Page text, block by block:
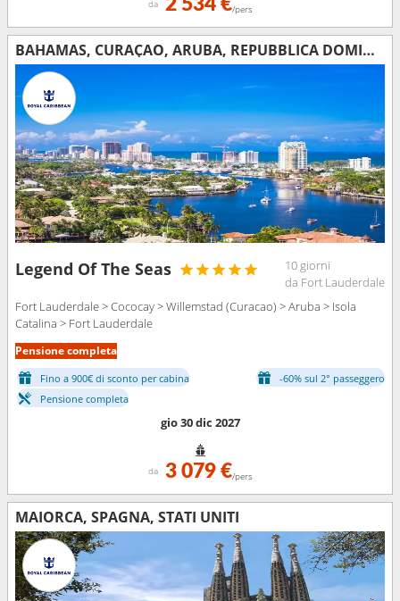
da /pers
BAHAMAS, CURAÇAO, ARUBA, REPUBBLICA DOMINICANA, STATI UNITI
Legend Of The Seas
10 giorni
da Fort Lauderdale
Fort Lauderdale > Cococay > Willemstad (Curacao) > Aruba > Isola
Catalina > Fort Lauderdale
Pensione completa
Fino a 900€ di sconto per cabina
-60% sul 2° passeggero
Pensione completa
gio 30 dic 2027
da 3 079 €/pers
MAIORCA, SPAGNA, STATI UNITI